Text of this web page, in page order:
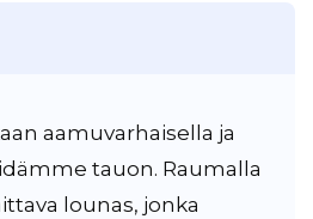
aamuvarhaisella ja
tauon. Raumalla
lounas, jonka